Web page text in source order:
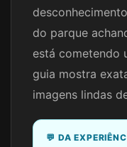
do parque
está cometendo
guia mostra
imagens lindas
💬 DA